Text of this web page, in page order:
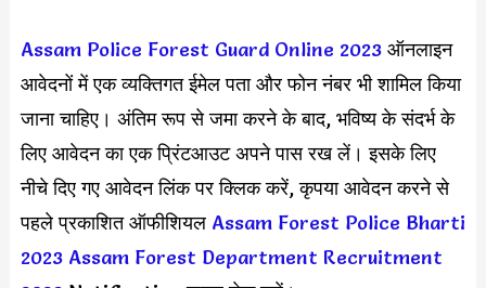
Assam Police Forest Guard Online 2023ऑनलाइन
आवेदनों में एक व्यक्तिगत ईमेल पता और फोन नंबर भी शामिल किया
जाना चाहिए। अंतिम रूप से जमा करने के बाद, भविष्य के संदर्भ के
लिए आवेदन का एक प्रिंटआउट अपने पास रख लें। इसके लिए
नीचे दिए गए आवेदन लिंक पर क्लिक करें, कृपया आवेदन करने से
पहले प्रकाशित ऑफीशियल Assam Forest Police Bharti
2023 Assam Forest Department Recruitment